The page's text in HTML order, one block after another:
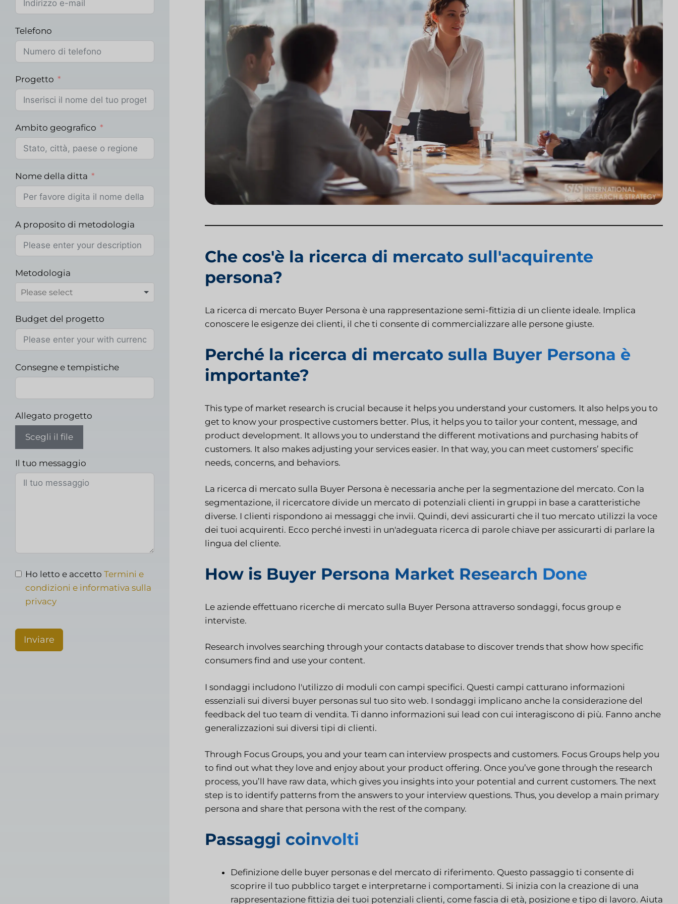
Che cos'è la ricerca di mercato sull'acquirente
persona?
La ricerca di mercato Buyer Persona è una rappresentazione semi-fittizia di un cliente ideale. Implica
conoscere le esigenze dei clienti, il che ti consente di commercializzare alle persone giuste.
Perché la ricerca di mercato sulla Buyer Persona è
importante?
This type of market research is crucial because it helps you understand your customers. It also helps you to
get to know your prospective customers better. Plus, it helps you to tailor your content, message, and
product development. It allows you to understand the different motivations and purchasing habits of
customers. It also makes adjusting your services easier. In that way, you can meet customers’ specific
needs, concerns, and behaviors.
La ricerca di mercato sulla Buyer Persona è necessaria anche per la segmentazione del mercato. Con la
segmentazione, il ricercatore divide un mercato di potenziali clienti in gruppi in base a caratteristiche
diverse. I clienti rispondono ai messaggi che invii. Quindi, devi assicurarti che il tuo mercato utilizzi la voce
dei tuoi acquirenti. Ecco perché investi in un'adeguata ricerca di parole chiave per assicurarti di parlare la
lingua del cliente.
How is Buyer Persona Market Research Done
Le aziende effettuano ricerche di mercato sulla Buyer Persona attraverso sondaggi, focus group e
interviste.
Research involves searching through your contacts database to discover trends that show how specific
consumers find and use your content.
I sondaggi includono l'utilizzo di moduli con campi specifici. Questi campi catturano informazioni
essenziali sui diversi buyer personas sul tuo sito web. I sondaggi implicano anche la considerazione del
feedback del tuo team di vendita. Ti danno informazioni sui lead con cui interagiscono di più. Fanno anche
generalizzazioni sui diversi tipi di clienti.
Through Focus Groups, you and your team can interview prospects and customers. Focus Groups help you
to find out what they love and enjoy about your product offering. Once you’ve gone through the research
process, you’ll have raw data, which gives you insights into your potential and current customers. The next
step is to identify patterns from the answers to your interview questions. Thus, you develop a main primary
persona and share that persona with the rest of the company.
Passaggi coinvolti
Definizione delle buyer personas e del mercato di riferimento. Questo passaggio ti consente di
scoprire il tuo pubblico target e interpretarne i comportamenti. Si inizia con la creazione di una
rappresentazione fittizia dei tuoi potenziali clienti, come fascia di età, posizione e tipo di lavoro. Aiuta
Telefono
Progetto
Ambito geografico
Nome della ditta
A proposito di metodologia
Metodologia
Budget del progetto
Consegne e tempistiche
Allegato progetto
Scegli il file
Il tuo messaggio
Ho letto e accetto Termini e
condizioni e informativa sulla
privacy
Inviare